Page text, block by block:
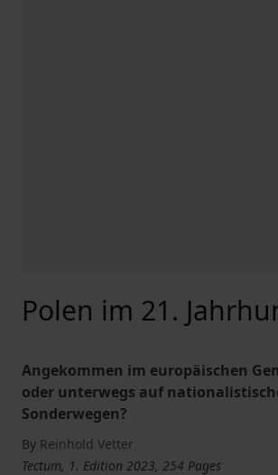
Polen im 21.
Angekommen im europäischen
oder unterwegs auf
Sonderwegen?
By Reinhold Vetter
Tectum, 1. Edition 2023, 254 Pages